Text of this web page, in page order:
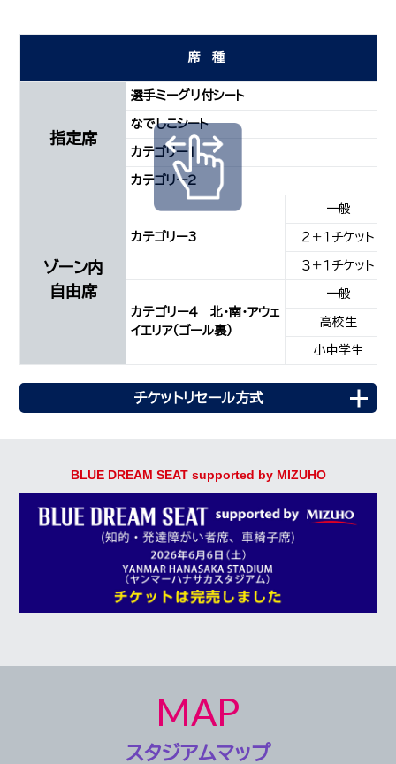
席種
指定席
選手ミーグリ付シート
なでしこシート
カテゴリー1
カテゴリー2
ゾーン内
自由席
カテゴリー3
一般
２＋１チケット
３＋１チケット
カテゴリー4 北・南・アウェ
イエリア（ゴール裏）
一般
高校生
小中学生
チケットリセール方式
BLUE DREAM SEAT supported by MIZUHO
MAP
スタジアムマップ